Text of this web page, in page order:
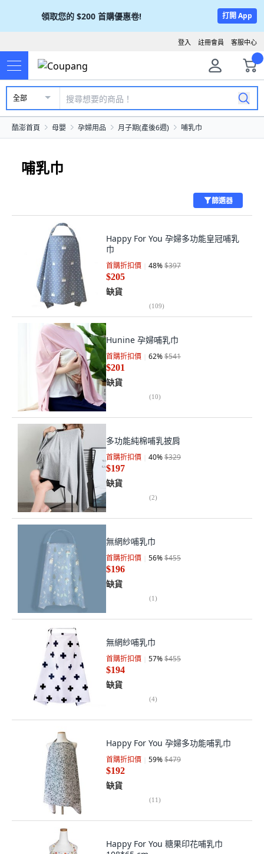
領取您的 $200 首購優惠卷! 打開 App
客服中心
註冊會員
登入
全部
酷澎首頁 母嬰 孕婦用品 月子期(產後6週) 哺乳巾
哺乳巾
篩選器
Happy For You 孕婦多功能皇冠哺乳
巾
首購折扣價 48%$397
$205
缺貨
(109)
Hunine 孕婦哺乳巾
首購折扣價 62%$541
$201
缺貨
(10)
多功能純棉哺乳披肩
首購折扣價 40%$329
$197
缺貨
(2)
無網紗哺乳巾
首購折扣價 56%$455
$196
缺貨
(1)
無網紗哺乳巾
首購折扣價 57%$455
$194
缺貨
(4)
Happy For You 孕婦多功能哺乳巾
首購折扣價 59%$479
$192
缺貨
(11)
Happy For You 糖果印花哺乳巾